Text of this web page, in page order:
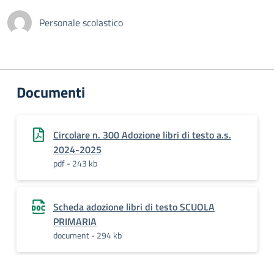
Personale scolastico
Documenti
Circolare n. 300 Adozione libri di testo a.s.
2024-2025
pdf - 243 kb
Scheda adozione libri di testo SCUOLA
PRIMARIA
document - 294 kb